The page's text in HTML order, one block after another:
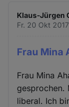
Klaus-Jürgen
Fr. 20 Okt
Frau Mina
Frau Mina
gesprochen.
liberal. Ich